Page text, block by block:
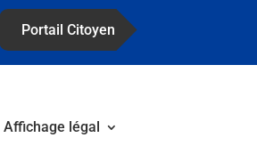
Portail Citoyen
Affichage légal